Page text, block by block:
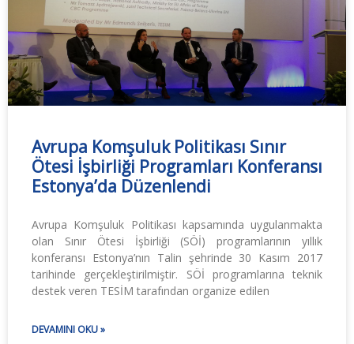
Avrupa Komşuluk Politikası Sınır
Ötesi İşbirliği Programları Konferansı
Estonya’da Düzenlendi
Avrupa Komşuluk Politikası kapsamında uygulanmakta
olan Sınır Ötesi İşbirliği (SÖİ) programlarının yıllık
konferansı Estonya’nın Talin şehrinde 30 Kasım 2017
tarihinde gerçekleştirilmiştir. SÖİ programlarına teknik
destek veren TESİM tarafından organize edilen
DEVAMINI OKU »